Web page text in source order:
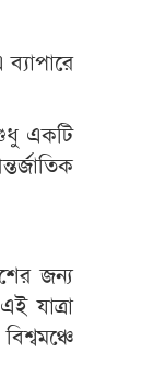
একটি
জন্য
যাত্রা